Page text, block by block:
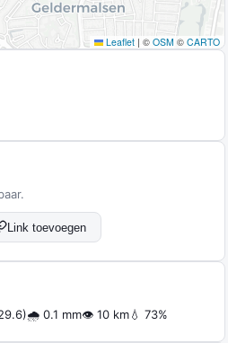
Leaflet | © OSM © CARTO
Link toevoegen
🌧 0.1 mm👁 10 km💧 73%